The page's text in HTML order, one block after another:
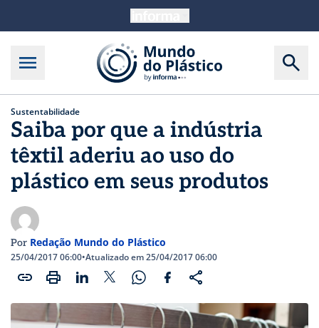
Sustentabilidade
Saiba por que a indústria
têxtil aderiu ao uso do
plástico em seus produtos
Por Redação Mundo do Plástico
25/04/2017 06:00•Atualizado em 25/04/2017 06:00